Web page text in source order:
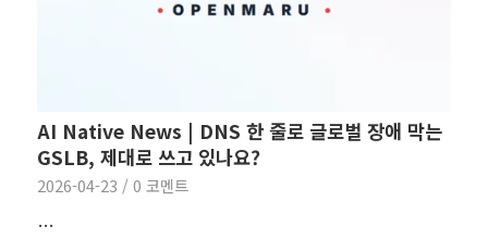
AI Native News | DNS 한 줄로 글로벌 장애 막는
GSLB, 제대로 쓰고 있나요?
2026-04-23 / 0 코멘트
…